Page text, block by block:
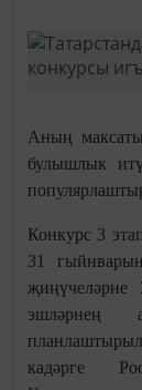
Аның
булышлык
Конкурс 3
31
эшләрнең
кадәрге